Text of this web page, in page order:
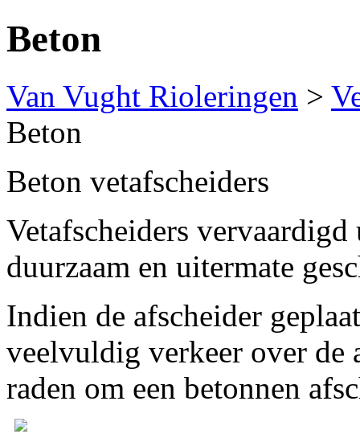
Beton
Van Vught Rioleringen >
Beton
Beton vetafscheiders
Vetafscheiders
duurzaam en uitermate
Indien de afscheider
veelvuldig verkeer over de
raden om een betonnen